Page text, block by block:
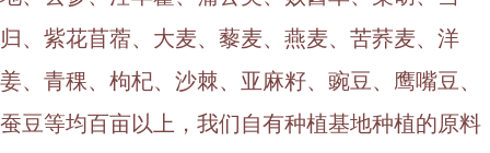
归、紫花苜蓿、大麦、藜麦、燕麦、苦荞麦、洋
姜、青稞、枸杞、沙棘、亚麻籽、豌豆、鹰嘴豆、
蚕豆等均百亩以上，我们自有种植基地种植的原料